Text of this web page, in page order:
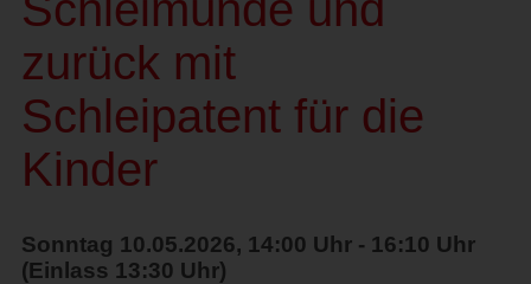
zurück mit
Schleipatent für die
Kinder
Sonntag 10.05.2026, 14:00 Uhr - 16:10 Uhr
(Einlass 13:30 Uhr)